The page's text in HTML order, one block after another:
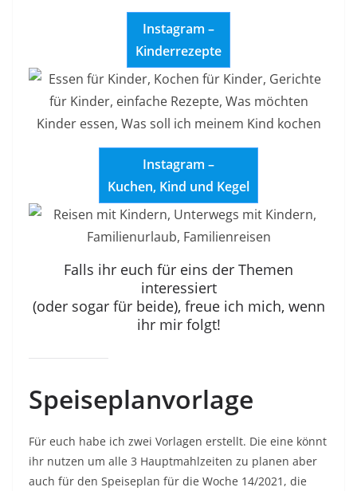
Instagram –
Kinderrezepte
Instagram –
Kuchen, Kind und Kegel
Falls ihr euch für eins der Themen
interessiert
(oder sogar für beide), freue ich mich, wenn
ihr mir folgt!
Speiseplanvorlage
Für euch habe ich zwei Vorlagen erstellt. Die eine könnt
ihr nutzen um alle 3 Hauptmahlzeiten zu planen aber
auch für den Speiseplan für die Woche 14/2021, die